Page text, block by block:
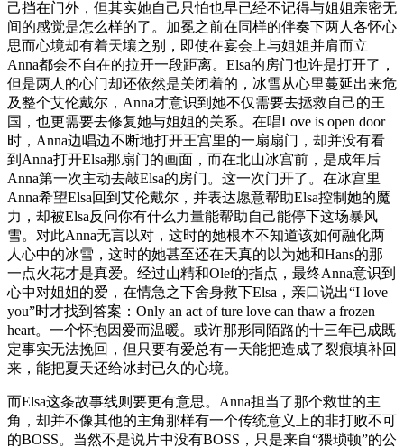
己挡在门外，但其实她自己只怕也早已经不记得与姐姐亲密无
间的感觉是怎么样的了。加冕之前在同样的伴奏下两人各怀心
思而心境却有着天壤之别，即使在宴会上与姐姐并肩而立
Anna都会不自在的拉开一段距离。Elsa的房门也许是打开了，
但是两人的心门却还依然是关闭着的，冰雪从心里蔓延出来危
及整个艾伦戴尔，Anna才意识到她不仅需要去拯救自己的王
国，也更需要去修复她与姐姐的关系。在唱Love is open door
时，Anna边唱边不断地打开王宫里的一扇扇门，却并没有看
到Anna打开Elsa那扇门的画面，而在北山冰宫前，是成年后
Anna第一次主动去敲Elsa的房门。这一次门开了。在冰宫里
Anna希望Elsa回到艾伦戴尔，并表达愿意帮助Elsa控制她的魔
力，却被Elsa反问你有什么力量能帮助自己能停下这场暴风
雪。对此Anna无言以对，这时的她根本不知道该如何融化两
人心中的冰雪，这时的她甚至还在天真的以为她和Hans的那
一点火花才是真爱。经过山精和Olef的指点，最终Anna意识到
心中对姐姐的爱，在情急之下舍身救下Elsa，亲口说出“I love
you”时才找到答案：Only an act of ture love can thaw a frozen
heart。一个怀抱因爱而温暖。或许那形同陌路的十三年已成既
定事实无法挽回，但只要有爱总有一天能把造成了裂痕填补回
来，能把夏天还给冰封已久的心境。
而Elsa这条故事线则要更有意思。Anna担当了那个救世的主
角，却并不像其他的主角那样有一个传统意义上的非打败不可
的BOSS。当然不是说片中没有BOSS，只是来自“猥琐顿”的公